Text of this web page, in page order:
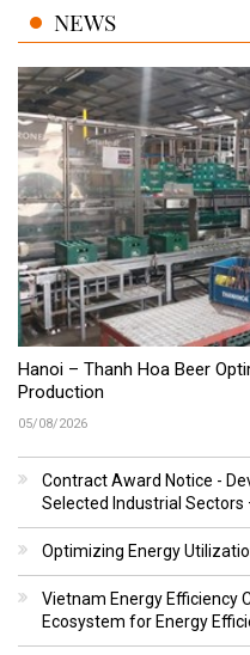
NEWS
Hanoi – Thanh Hoa Beer
Production
05/08/2026
Contract Award Notice -
Selected Industrial Sectors
Optimizing Energy
Vietnam Energy Efficiency
Ecosystem for Energy